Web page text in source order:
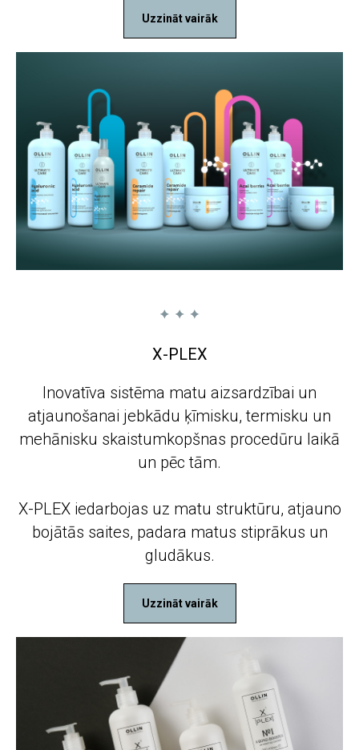
Uzzināt vairāk
X-PLEX
Inovatīva sistēma matu aizsardzībai un
atjaunošanai jebkādu ķīmisku, termisku un
mehānisku skaistumkopšnas procedūru laikā
un pēc tām.
X-PLEX iedarbojas uz matu struktūru, atjauno
bojātās saites, padara matus stiprākus un
gludākus.
Uzzināt vairāk